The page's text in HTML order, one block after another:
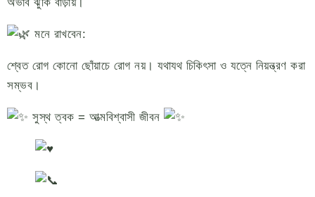
মনে রাখবেন:
শ্বেত রোগ কোনো ছোঁয়াচে রোগ নয়। যথাযথ চিকিৎসা ও যত্নে নিয়ন্ত্রণ করা
সম্ভব।
সুস্থ ত্বক = আত্মবিশ্বাসী জীবন